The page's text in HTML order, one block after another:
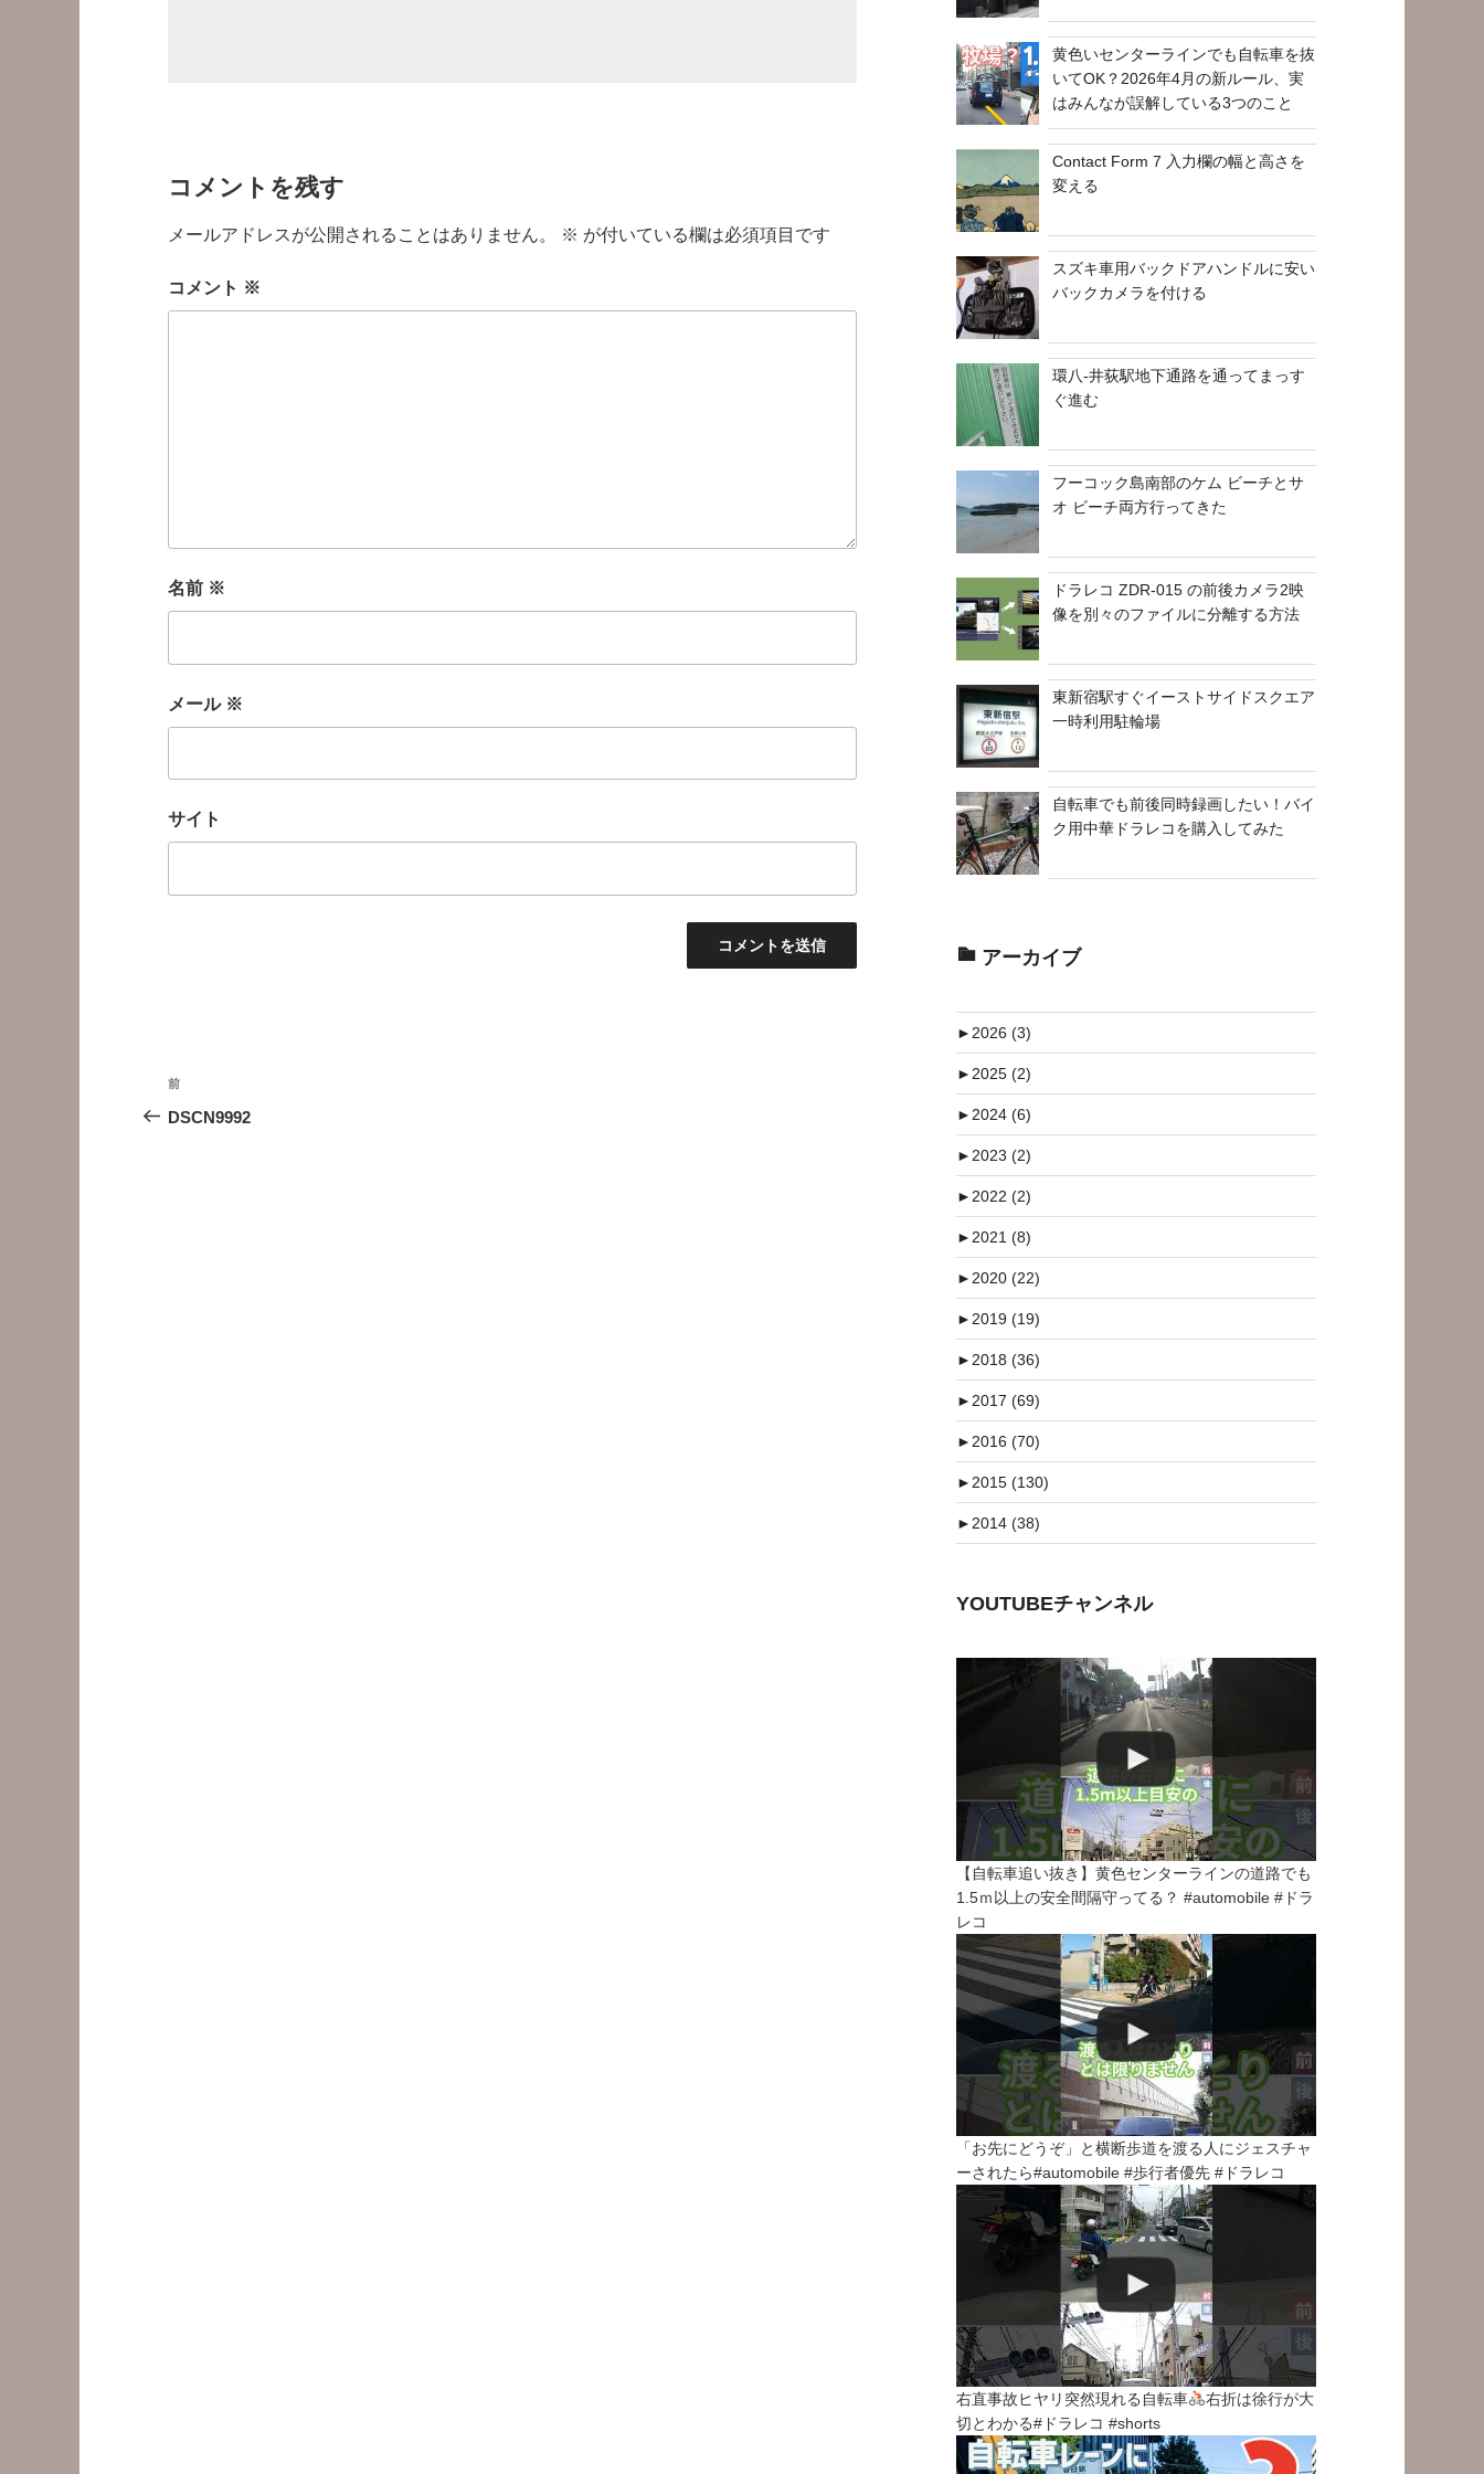
コメントを残す
メールアドレスが公開されることはありません。 ※ が付いている欄は必須項目です
コメント ※
名前 ※
メール ※
サイト
投
稿
前
の
前
DSCN9992
黄色いセンターラインでも自転車を抜
いてOK？2026年4月の新ルール、実
はみんなが誤解している3つのこと
Contact Form 7 入力欄の幅と高さを
変える
スズキ車用バックドアハンドルに安い
バックカメラを付ける
環八-井荻駅地下通路を通ってまっす
ぐ進む
フーコック島南部のケム ビーチとサ
オ ビーチ両方行ってきた
ドラレコ ZDR-015 の前後カメラ2映
像を別々のファイルに分離する方法
東新宿駅すぐイーストサイドスクエア
一時利用駐輪場
自転車でも前後同時録画したい！バイ
ク用中華ドラレコを購入してみた
アーカイブ
►2026 (3)
►2025 (2)
►2024 (6)
►2023 (2)
►2022 (2)
►2021 (8)
►2020 (22)
►2019 (19)
►2018 (36)
►2017 (69)
►2016 (70)
►2015 (130)
►2014 (38)
YOUTUBEチャンネル
【自転車追い抜き】黄色センターラインの道路でも
1.5ｍ以上の安全間隔守ってる？ #automobile #ドラ
レコ
「お先にどうぞ」と横断歩道を渡る人にジェスチャ
ーされたら#automobile #歩行者優先 #ドラレコ
右直事故ヒヤリ突然現れる自転車
右折は徐行が大
切とわかる#ドラレコ #shorts